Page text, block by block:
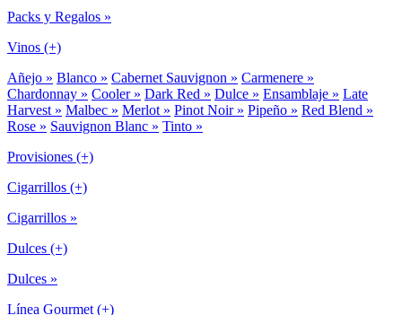
Packs y Regalos »
Vinos (+)
Añejo » Blanco » Cabernet Sauvignon » Carmenere »
Chardonnay » Cooler » Dark Red » Dulce » Ensamblaje » Late
Harvest » Malbec » Merlot » Pinot Noir » Pipeño » Red Blend »
Rose » Sauvignon Blanc » Tinto »
Provisiones (+)
Cigarrillos (+)
Cigarrillos »
Dulces (+)
Dulces »
Línea Gourmet (+)